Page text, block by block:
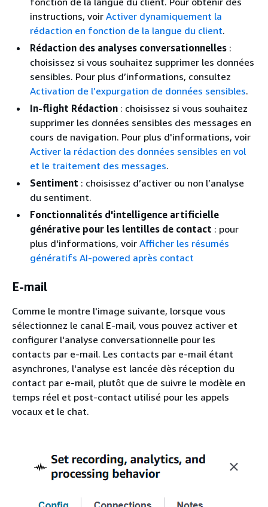
instructions, voir Activer dynamiquement la
rédaction en fonction de la langue du client.
Rédaction des analyses conversationnelles :
choisissez si vous souhaitez supprimer les données
sensibles. Pour plus d’informations, consultez
Activation de l’expurgation de données sensibles.
In-flight Rédaction : choisissez si vous souhaitez
supprimer les données sensibles des messages en
cours de navigation. Pour plus d'informations, voir
Activer la rédaction des données sensibles en vol
et le traitement des messages.
Sentiment : choisissez d’activer ou non l’analyse
du sentiment.
Fonctionnalités d'intelligence artificielle
générative pour les lentilles de contact : pour
plus d'informations, voir Afficher les résumés
génératifs AI-powered après contact
E-mail
Comme le montre l'image suivante, lorsque vous
sélectionnez le canal E-mail, vous pouvez activer et
configurer l'analyse conversationnelle pour les
contacts par e-mail. Les contacts par e-mail étant
asynchrones, l'analyse est lancée dès réception du
contact par e-mail, plutôt que de suivre le modèle en
temps réel et post-contact utilisé pour les appels
vocaux et le chat.